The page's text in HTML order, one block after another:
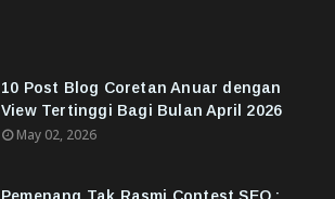
10 Post Blog Coretan Anuar dengan
View Tertinggi Bagi Bulan April 2026
May 02, 2026